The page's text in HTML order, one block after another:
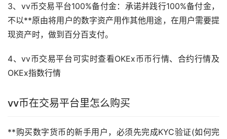
3、vv币交易平台100%备付金：承诺并践行100%备付金，
不以**原由将用户的数字资产用作其他用途，在用户需要提
现资产时，做到百分百支付。
4、vv币交易平台可实时查看OKEx币币行情、合约行情及
OKEx指数行情
vv币在交易平台里怎么购买
**购买数字货币的新手用户，必须先完成KYC验证(如何完